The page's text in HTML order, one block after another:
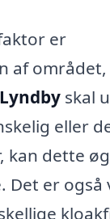
er
af
skal
eller
kan dette
Det er